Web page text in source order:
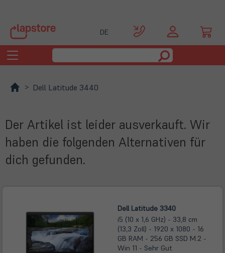
DE
Toggle
navigation
Dell Latitude 3440
Der Artikel ist leider ausverkauft. Wir
haben die folgenden Alternativen für
dich gefunden.
Dell Latitude 3340
i5 (10 x 1,6 GHz) - 33,8 cm
(13,3 Zoll) - 1920 x 1080 - 16
GB RAM - 256 GB SSD M.2 -
Win 11 - Sehr Gut